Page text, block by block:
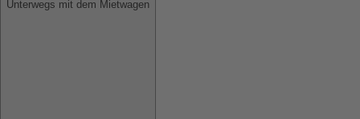
Unterwegs mit dem Mietwagen